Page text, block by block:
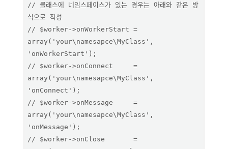
// 클래스에 네임스페이스가 있는 경우는 아래와 같은 방
식으로 작성
// $worker->onWorkerStart =
array('your\namesapce\MyClass',
'onWorkerStart');
// $worker->onConnect     =
array('your\namesapce\MyClass',
'onConnect');
// $worker->onMessage     =
array('your\namesapce\MyClass',
'onMessage');
// $worker->onClose       =